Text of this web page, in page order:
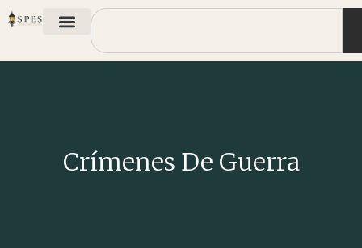
Crímenes De Guerra